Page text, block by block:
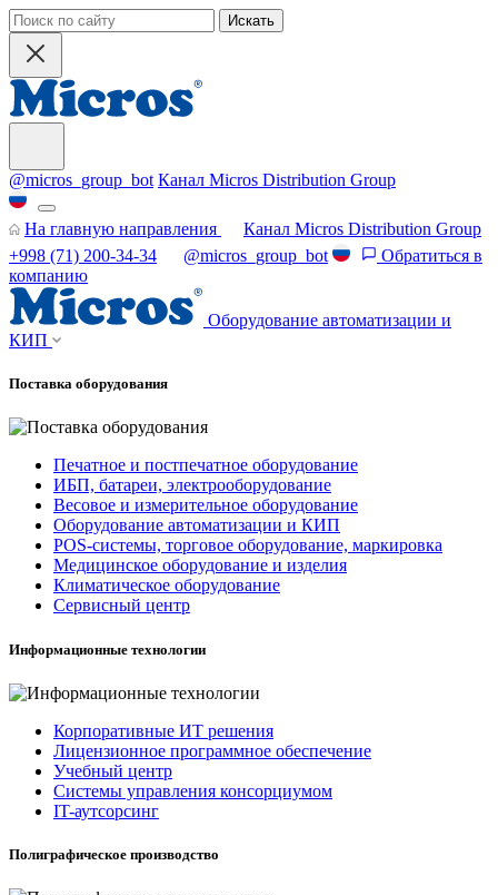
Искать
@micros_group_bot Канал Micros Distribution Group
На главную направления
Канал Micros Distribution Group
+998 (71) 200-34-34
@micros_group_bot
Обратиться в
компанию
Оборудование автоматизации и
КИП
Поставка оборудования
Печатное и постпечатное оборудование
ИБП, батареи, электрооборудование
Весовое и измерительное оборудование
Оборудование автоматизации и КИП
POS-системы, торговое оборудование, маркировка
Медицинское оборудование и изделия
Климатическое оборудование
Сервисный центр
Информационные технологии
Корпоративные ИТ решения
Лицензионное программное обеспечение
Учебный центр
Системы управления консорциумом
IT-аутсорсинг
Полиграфическое производство